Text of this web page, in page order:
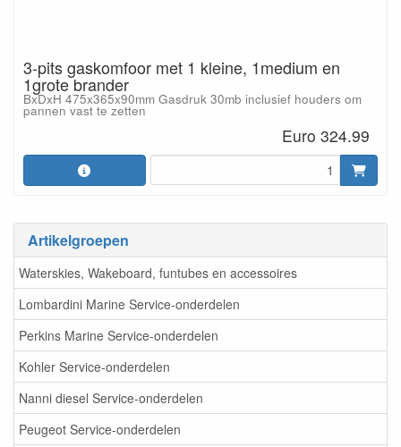
Artikelgroepen
Waterskies, Wakeboard, funtubes en accessoires
Lombardini Marine Service-onderdelen
Perkins Marine Service-onderdelen
Kohler Service-onderdelen
Nanni diesel Service-onderdelen
Peugeot Service-onderdelen
3-pits gaskomfoor met 1 kleine, 1medium en
1grote brander
BxDxH 475x365x90mm Gasdruk 30mb inclusief houders om
pannen vast te zetten
Euro 324.99